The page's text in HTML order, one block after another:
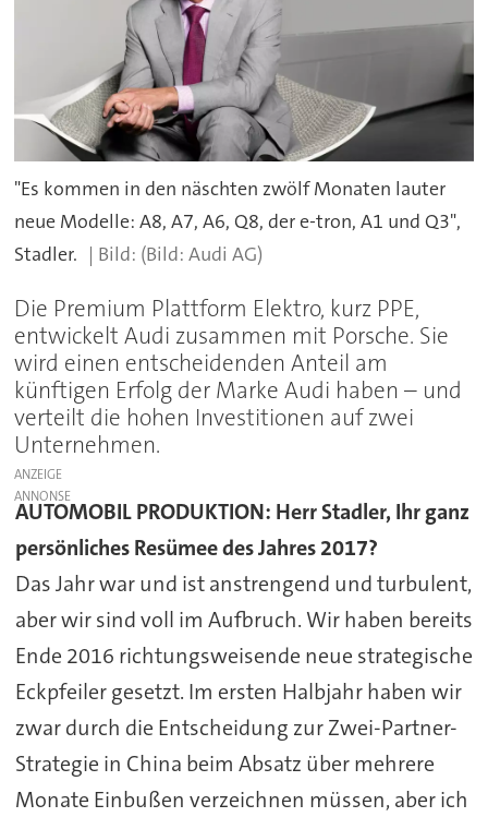
"Es kommen in den näschten zwölf Monaten lauter
neue Modelle: A8, A7, A6, Q8, der e-tron, A1 und Q3",
Stadler.
(Bild: Audi AG)
Die Premium Plattform Elektro, kurz PPE,
entwickelt Audi zusammen mit Porsche. Sie
wird einen entscheidenden Anteil am
künftigen Erfolg der Marke Audi haben – und
verteilt die hohen Investitionen auf zwei
Unternehmen.
ANZEIGE
AUTOMOBIL PRODUKTION: Herr Stadler, Ihr ganz
persönliches Resümee des Jahres 2017?
Das Jahr war und ist anstrengend und turbulent,
aber wir sind voll im Aufbruch. Wir haben bereits
Ende 2016 richtungsweisende neue strategische
Eckpfeiler gesetzt. Im ersten Halbjahr haben wir
zwar durch die Entscheidung zur Zwei-Partner-
Strategie in China beim Absatz über mehrere
Monate Einbußen verzeichnen müssen, aber ich